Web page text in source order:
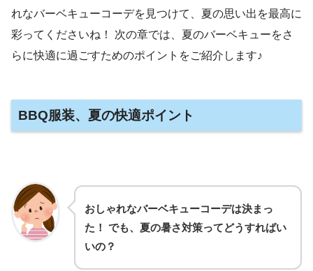
れなバーベキューコーデを見つけて、夏の思い出を最高に
彩ってくださいね！ 次の章では、夏のバーベキューをさ
らに快適に過ごすためのポイントをご紹介します♪
BBQ服装、夏の快適ポイント
おしゃれなバーベキューコーデは決まっ
た！ でも、夏の暑さ対策ってどうすればい
いの？